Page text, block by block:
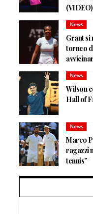
(VIDEO)
News
Grant si
torneo
News
Wilson
Hall of
News
Marco
ragazzi
tennis”